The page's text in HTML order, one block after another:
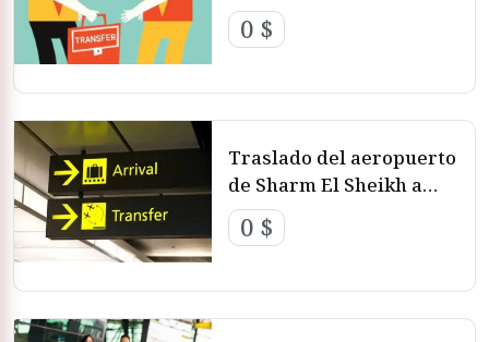
Taba
0 $
Traslado del aeropuerto
de Sharm El Sheikh a
Nuweiba
0 $